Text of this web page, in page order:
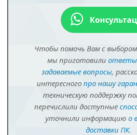
Чтобы помочь Вам с
мы приготовили ответы
задаваемые вопросы,
интересного про нашу
техническую поддержку
перечислили доступные
уточнили информацию о
доставки ПК.